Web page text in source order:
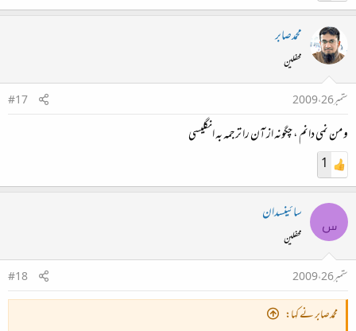
محمدصابر
محفلین
ستمبر 26، 2009
#17
و من نمی دانم ، چگونه از آن را ترجمه به انگلیسی
1
س سائینسدان
محفلین
ستمبر 26، 2009
#18
محمدصابر نے کہا: